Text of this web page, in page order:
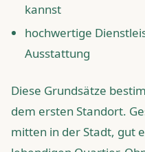
kannst
hochwertige
Ausstattung
Diese Grundsätze
dem ersten Standort.
mitten in der Stadt, gut